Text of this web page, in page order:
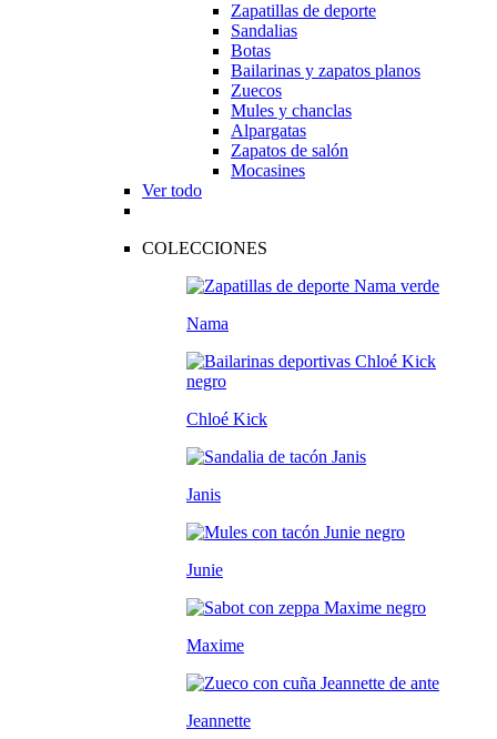
Zapatillas de deporte
Sandalias
Botas
Bailarinas y zapatos planos
Zuecos
Mules y chanclas
Alpargatas
Zapatos de salón
Mocasines
Ver todo
COLECCIONES
Nama
Chloé Kick
Janis
Junie
Maxime
Jeannette